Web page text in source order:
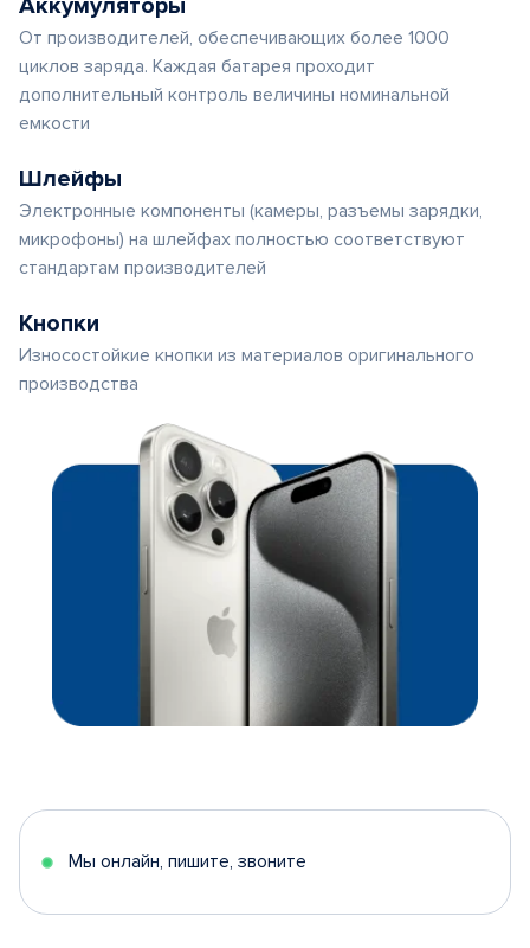
Аккумуляторы
От производителей, обеспечивающих более 1000
циклов заряда. Каждая батарея проходит
дополнительный контроль величины номинальной
емкости
Шлейфы
Электронные компоненты (камеры, разъемы зарядки,
микрофоны) на шлейфах полностью соответствуют
стандартам производителей
Кнопки
Износостойкие кнопки из материалов оригинального
производства
Мы онлайн, пишите, звоните